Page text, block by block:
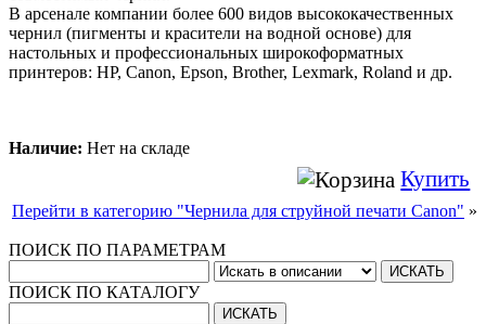
В арсенале компании более 600 видов высококачественных
чернил (пигменты и красители на водной основе) для
настольных и профессиональных широкоформатных
принтеров: HP, Canon, Epson, Brother, Lexmark, Roland и др.
Наличие: Нет на складе
Купить
Перейти в категорию "Чернила для струйной печати Canon" »
ПОИСК ПО ПАРАМЕТРАМ
ПОИСК ПО КАТАЛОГУ